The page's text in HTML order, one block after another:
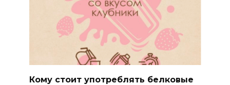
Кому стоит употреблять белковые